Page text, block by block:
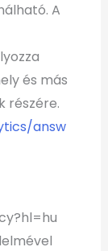
A
és más
részére.
answ